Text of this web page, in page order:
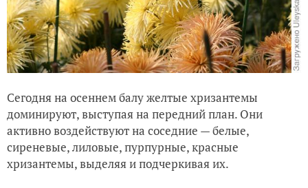
Сегодня на осеннем балу желтые хризантемы
доминируют, выступая на передний план. Они
активно воздействуют на соседние — белые,
сиреневые, лиловые, пурпурные, красные
хризантемы, выделяя и подчеркивая их.